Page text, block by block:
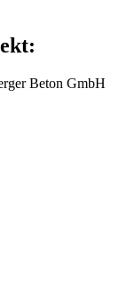
Beton GmbH